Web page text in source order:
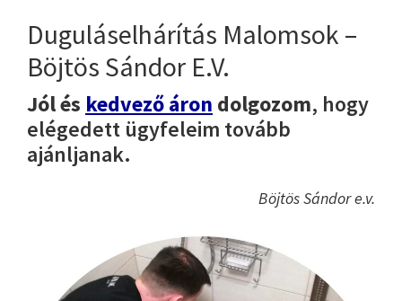
Duguláselhárítás Malomsok –
Böjtös Sándor E.V.
Jól és kedvező áron dolgozom, hogy
elégedett ügyfeleim tovább
ajánljanak.
Böjtös Sándor e.v.